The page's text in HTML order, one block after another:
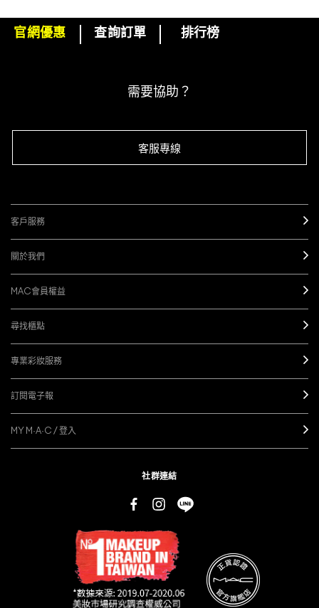
下單即可挑選精美小贈品！
官網優惠 查詢訂單 排行榜
需要協助？
客服專線
客戶服務
關於我們
MAC會員權益
尋找櫃點
專業彩妝服務
訂閱電子報
MY M·A·C / 登入
社群連結